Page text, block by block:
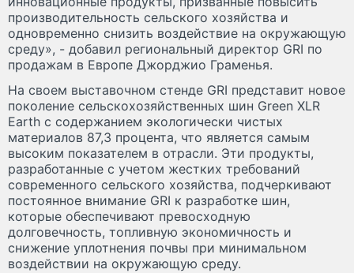
производительность сельского хозяйства и
одновременно снизить воздействие на окружающую
среду», - добавил региональный директор GRI по
продажам в Европе Джорджио Граменья.
На своем выставочном стенде GRI представит новое
поколение сельскохозяйственных шин Green XLR
Earth с содержанием экологически чистых
материалов 87,3 процента, что является самым
высоким показателем в отрасли. Эти продукты,
разработанные с учетом жестких требований
современного сельского хозяйства, подчеркивают
постоянное внимание GRI к разработке шин,
которые обеспечивают превосходную
долговечность, топливную экономичность и
снижение уплотнения почвы при минимальном
воздействии на окружающую среду.